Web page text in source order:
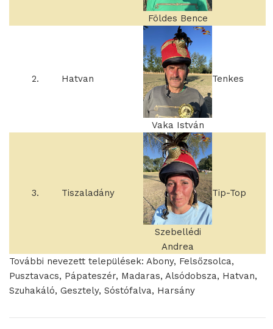
Földes Bence
2. Hatvan
Vaka István
Tenkes
3. Tiszaladány
Szebellédi
Andrea
Tip-Top
További nevezett települések: Abony, Felsőzsolca,
Pusztavacs, Pápateszér, Madaras, Alsódobsza, Hatvan,
Szuhakáló, Gesztely, Sóstófalva, Harsány